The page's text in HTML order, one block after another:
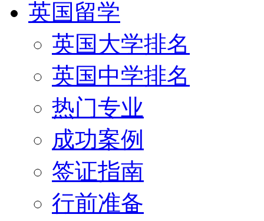
英国留学
英国大学排名
英国中学排名
热门专业
成功案例
签证指南
行前准备